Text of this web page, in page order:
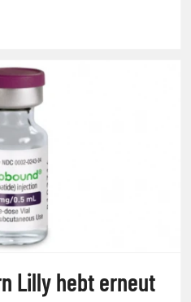
Lilly hebt erneut